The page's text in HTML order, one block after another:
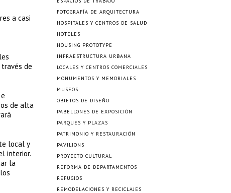
a casi
de
de alta
local y
interior.
la
FOTOGRAFÍA DE ARQUITECTURA
HOSPITALES Y CENTROS DE SALUD
HOTELES
HOUSING PROTOTYPE
INFRAESTRUCTURA URBANA
LOCALES Y CENTROS COMERCIALES
MONUMENTOS Y MEMORIALES
MUSEOS
OBJETOS DE DISEÑO
PABELLONES DE EXPOSICIÓN
PARQUES Y PLAZAS
PATRIMONIO Y RESTAURACIÓN
PAVILIONS
PROYECTO CULTURAL
REFORMA DE DEPARTAMENTOS
REFUGIOS
REMODELACIONES Y RECICLAJES